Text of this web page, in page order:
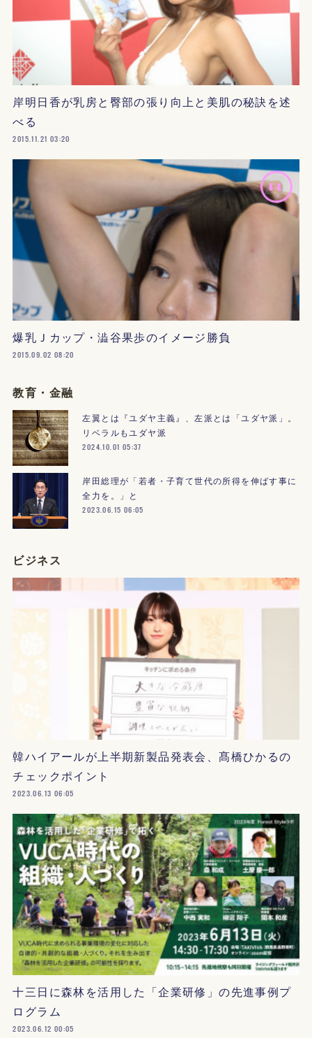
岸明日香が乳房と臀部の張り向上と美肌の秘訣を述
べる
2015.11.21 03:20
爆乳Ｊカップ・澁谷果歩のイメージ勝負
2015.09.02 08:20
教育・金融
左翼とは『ユダヤ主義』、左派とは「ユダヤ派」。
リベラルもユダヤ派
2024.10.01 05:37
岸田総理が「若者・子育て世代の所得を伸ばす事に
全力を。」と
2023.06.15 06:05
ビジネス
韓ハイアールが上半期新製品発表会、髙橋ひかるの
チェックポイント
2023.06.13 06:05
十三日に森林を活用した「企業研修」の先進事例プ
ログラム
2023.06.12 00:05